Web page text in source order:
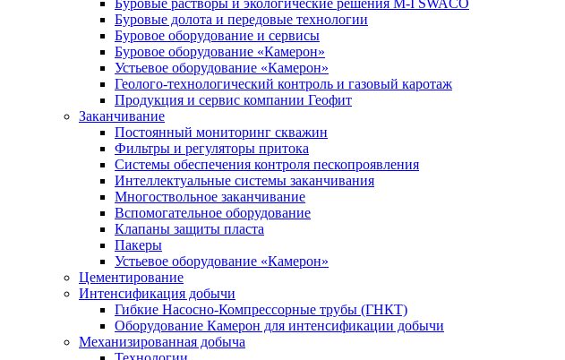
Буровые растворы и экологические решения M-I SWACO
Буровые долота и передовые технологии
Буровое оборудование и сервисы
Буровое оборудование «Камерон»
Устьевое оборудование «Камерон»
Геолого-технологический контроль и газовый каротаж
Продукция и сервис компании Геофит
Заканчивание
Постоянный мониторинг скважин
Фильтры и регуляторы притока
Cистемы обеспечения контроля пескопроявления
Интеллектуальные системы заканчивания
Многоствольное заканчивание
Вспомогательное оборудование
Клапаны защиты пласта
Пакеры
Устьевое оборудование «Камерон»
Цементирование
Интенсификация добычи
Гибкие Насосно-Компрессорные трубы (ГНКТ)
Оборудование Камерон для интенсификации добычи
Механизированная добыча